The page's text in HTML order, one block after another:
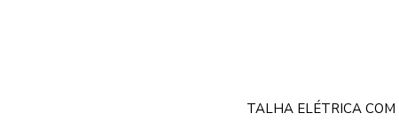
TALHA ELÉTRICA